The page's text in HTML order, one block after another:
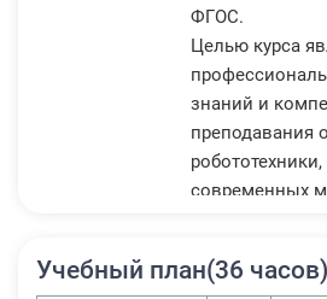
ФГОС.
Целью курса
знаний и
преподавания
современных
также
Учебный план(36 часов)